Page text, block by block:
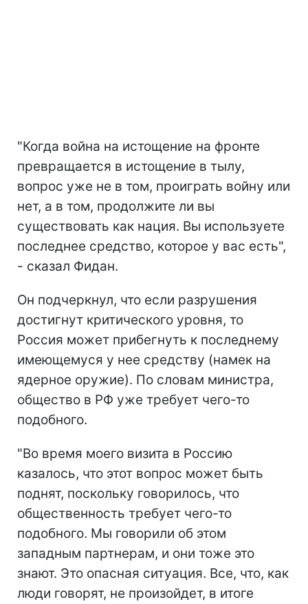
"Когда война на истощение на фронте
превращается в истощение в тылу,
вопрос уже не в том, проиграть войну или
нет, а в том, продолжите ли вы
существовать как нация. Вы используете
последнее средство, которое у вас есть",
- сказал Фидан.
Он подчеркнул, что если разрушения
достигнут критического уровня, то
Россия может прибегнуть к последнему
имеющемуся у нее средству (намек на
ядерное оружие). По словам министра,
общество в РФ уже требует чего-то
подобного.
"Во время моего визита в Россию
казалось, что этот вопрос может быть
поднят, поскольку говорилось, что
общественность требует чего-то
подобного. Мы говорили об этом
западным партнерам, и они тоже это
знают. Это опасная ситуация. Все, что, как
люди говорят, не произойдет, в итоге